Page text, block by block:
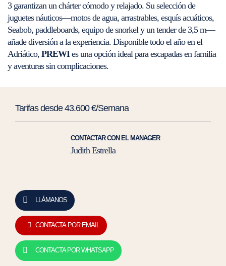
3 garantizan un chárter cómodo y relajado. Su selección de
juguetes náuticos—motos de agua, arrastrables, esquís acuáticos,
Seabob, paddleboards, equipo de snorkel y un tender de 3,5 m—
añade diversión a la experiencia. Disponible todo el año en el
Adriático, PREWIes una opción ideal para escapadas en familia
y aventuras sin complicaciones.
Tarifas desde 43.600 €/Semana
CONTACTAR CON EL MANAGER
Judith Estrella
LLÁMANOS
CONTACTA POR EMAIL
CONTACTA POR WHATSAPP